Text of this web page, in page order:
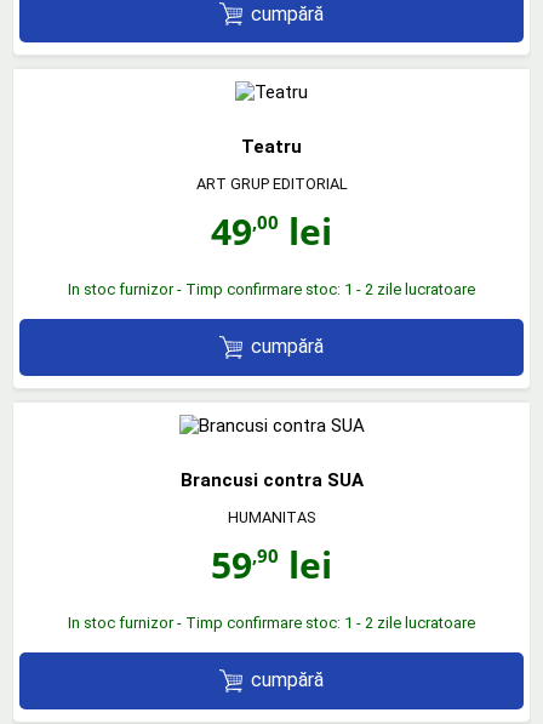
cumpără
Teatru
ART GRUP EDITORIAL
49,00 lei
In stoc furnizor - Timp confirmare stoc: 1 - 2 zile lucratoare
cumpără
Brancusi contra SUA
HUMANITAS
59,90 lei
In stoc furnizor - Timp confirmare stoc: 1 - 2 zile lucratoare
cumpără